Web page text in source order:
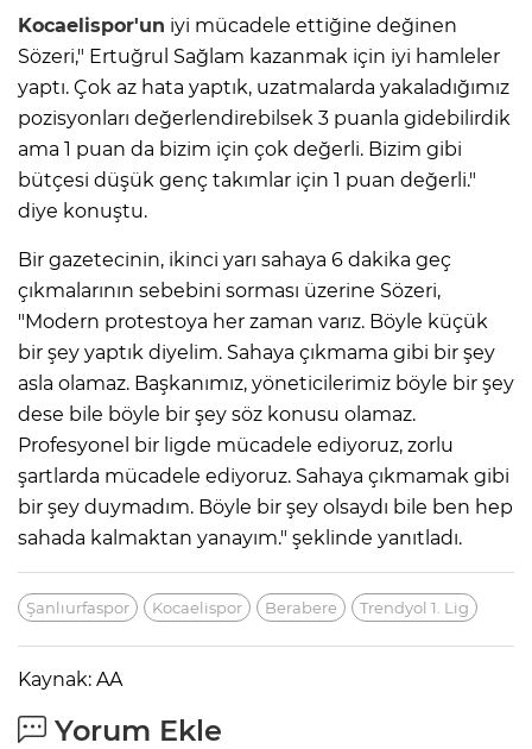
Kocaelispor'un iyi mücadele ettiğine değinen
Sözeri," Ertuğrul Sağlam kazanmak için iyi hamleler
yaptı. Çok az hata yaptık, uzatmalarda yakaladığımız
pozisyonları değerlendirebilsek 3 puanla gidebilirdik
ama 1 puan da bizim için çok değerli. Bizim gibi
bütçesi düşük genç takımlar için 1 puan değerli."
diye konuştu.
Bir gazetecinin, ikinci yarı sahaya 6 dakika geç
çıkmalarının sebebini sorması üzerine Sözeri,
"Modern protestoya her zaman varız. Böyle küçük
bir şey yaptık diyelim. Sahaya çıkmama gibi bir şey
asla olamaz. Başkanımız, yöneticilerimiz böyle bir şey
dese bile böyle bir şey söz konusu olamaz.
Profesyonel bir ligde mücadele ediyoruz, zorlu
şartlarda mücadele ediyoruz. Sahaya çıkmamak gibi
bir şey duymadım. Böyle bir şey olsaydı bile ben hep
sahada kalmaktan yanayım." şeklinde yanıtladı.
Şanlıurfaspor Kocaelispor Berabere Trendyol 1. Lig
Kaynak: AA
Yorum Ekle